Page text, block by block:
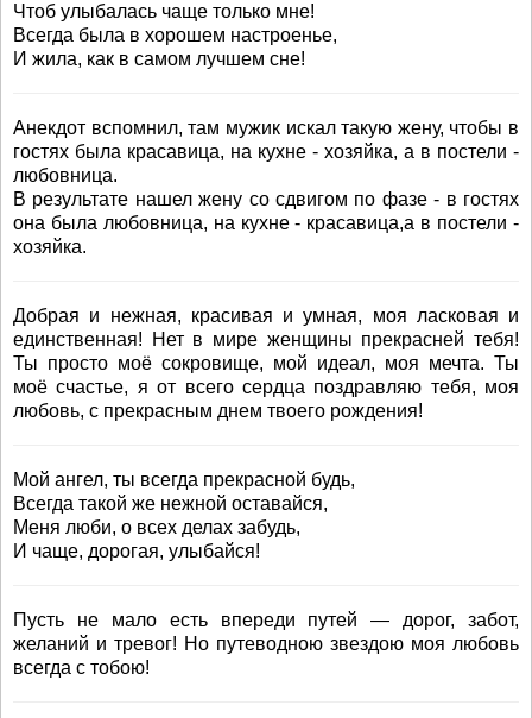
Чтоб улыбалась чаще только мне!
Всегда была в хорошем настроенье,
И жила, как в самом лучшем сне!
Анекдот вспомнил, там мужик искал такую жену, чтобы в
гостях была красавица, на кухне - хозяйка, а в постели -
любовница.
В результате нашел жену со сдвигом по фазе - в гостях
она была любовница, на кухне - красавица,а в постели -
хозяйка.
Добрая и нежная, красивая и умная, моя ласковая и
единственная! Нет в мире женщины прекрасней тебя!
Ты просто моё сокровище, мой идеал, моя мечта. Ты
моё счастье, я от всего сердца поздравляю тебя, моя
любовь, с прекрасным днем твоего рождения!
Мой ангел, ты всегда прекрасной будь,
Всегда такой же нежной оставайся,
Меня люби, о всех делах забудь,
И чаще, дорогая, улыбайся!
Пусть не мало есть впереди путей — дорог, забот,
желаний и тревог! Но путеводною звездою моя любовь
всегда с тобою!